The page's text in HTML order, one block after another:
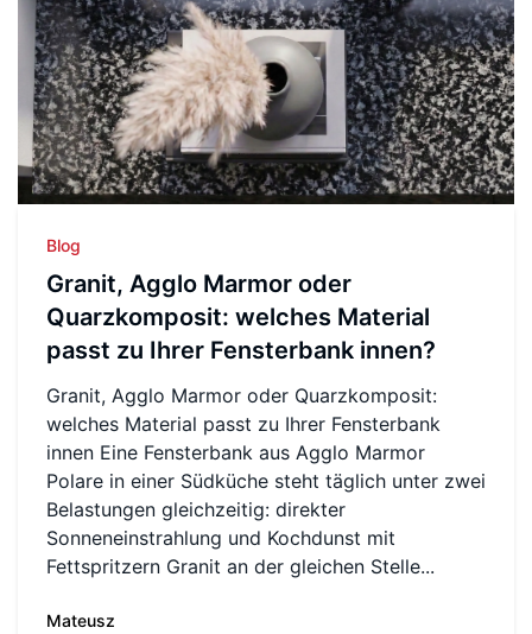
Blog
Granit, Agglo Marmor oder
Quarzkomposit: welches Material
passt zu Ihrer Fensterbank innen?
Granit, Agglo Marmor oder Quarzkomposit:
welches Material passt zu Ihrer Fensterbank
innen Eine Fensterbank aus Agglo Marmor
Polare in einer Südküche steht täglich unter zwei
Belastungen gleichzeitig: direkter
Sonneneinstrahlung und Kochdunst mit
Fettspritzern Granit an der gleichen Stelle...
Mateusz